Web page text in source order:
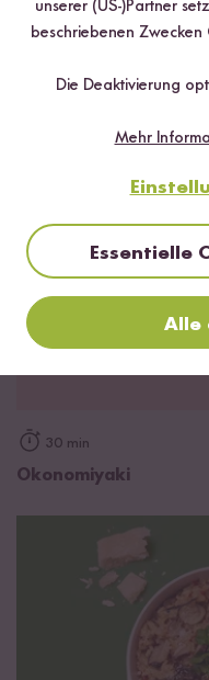
45 min
Butter Chicken
Mango Chutney
30 min
Okonomiyaki
unserer (US-)Partner
beschriebenen
Die Deaktivierung
Mehr
Essentielle
Alle